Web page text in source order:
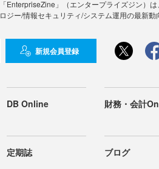
「EnterpriseZine」（エンタープライズジン）
ロジー/情報セキュリティ/システム運用の最新
新規会員登録
DB Online 財務・会計
定期誌 ブログ